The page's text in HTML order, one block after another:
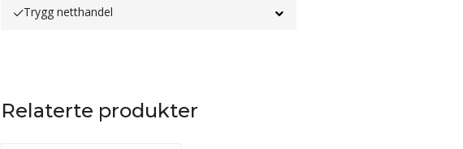
Trygg netthandel
Relaterte produkter